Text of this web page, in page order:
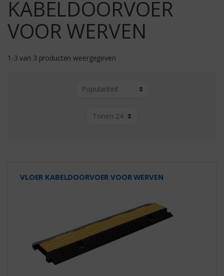
KABELDOORVOER
VOOR WERVEN
1-3 van 3 producten weergegeven
VLOER KABELDOORVOER VOOR WERVEN